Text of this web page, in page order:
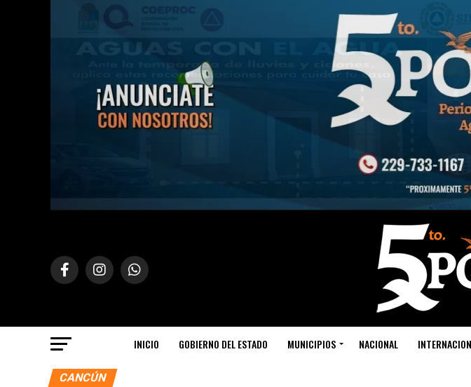
INICIO GOBIERNO DEL ESTADO MUNICIPIOS NACIONAL
CANCÚN